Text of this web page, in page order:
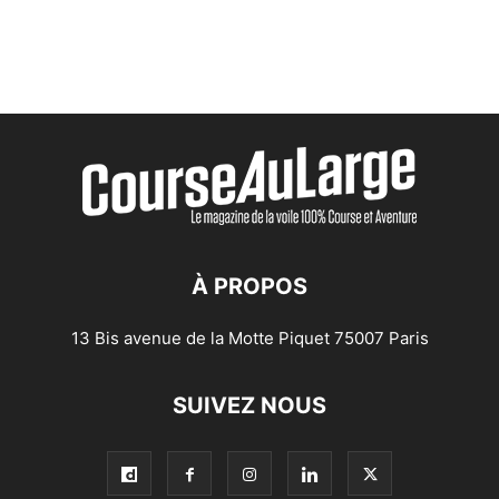
À PROPOS
13 Bis avenue de la Motte Piquet 75007 Paris
SUIVEZ NOUS